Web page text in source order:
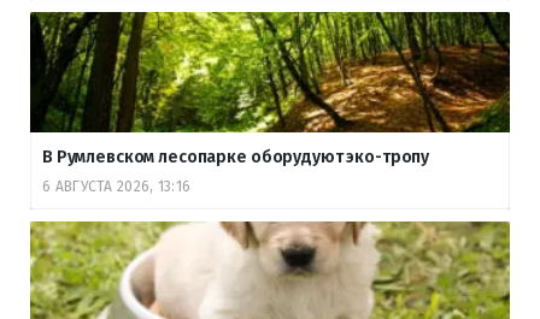
В Румлевском лесопарке оборудуют эко-тропу
6 АВГУСТА 2026, 13:16